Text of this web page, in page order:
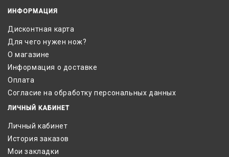
ИНФОРМАЦИЯ
Дисконтная карта
Для чего нужен нож?
О магазине
Информация о доставке
Оплата
Согласие на обработку персональных данных
ЛИЧНЫЙ КАБИНЕТ
Личный кабинет
История заказов
Мои закладки